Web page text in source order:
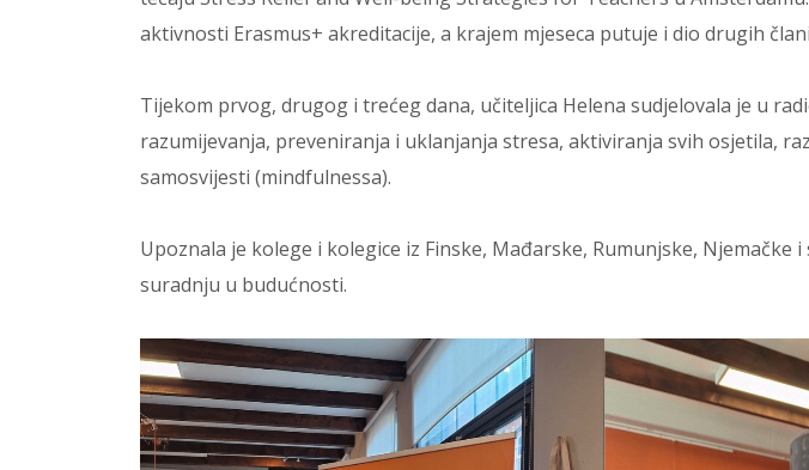
aktivnosti Erasmus+ akreditacije, a krajem mjeseca putuje i dio drugih
Tijekom prvog, drugog i trećeg dana, učiteljica Helena sudjelovala je u
razumijevanja, preveniranja i uklanjanja stresa, aktiviranja svih osjetila,
samosvijesti (mindfulnessa).
Upoznala je kolege i kolegice iz Finske, Mađarske, Rumunjske, Njemačke
suradnju u budućnosti.
Reproduktor videozapisa